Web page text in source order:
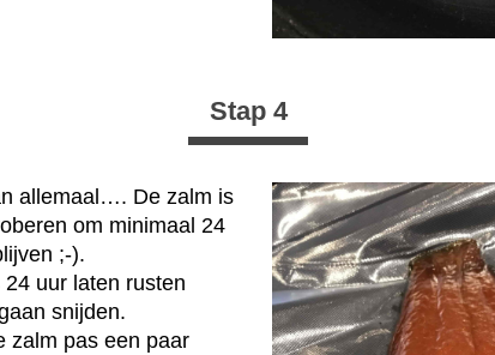
Stap 4
allemaal…. De zalm is
om minimaal 24
;-).
uur laten rusten
snijden.
zalm pas een paar